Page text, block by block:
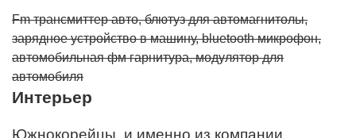
Fm трансмиттер авто, блютуз для автомагнитолы,
зарядное устройство в машину, bluetooth микрофон,
автомобильная фм гарнитура, модулятор для
автомобиля
Интерьер
Южнокорейцы, и именно из компании